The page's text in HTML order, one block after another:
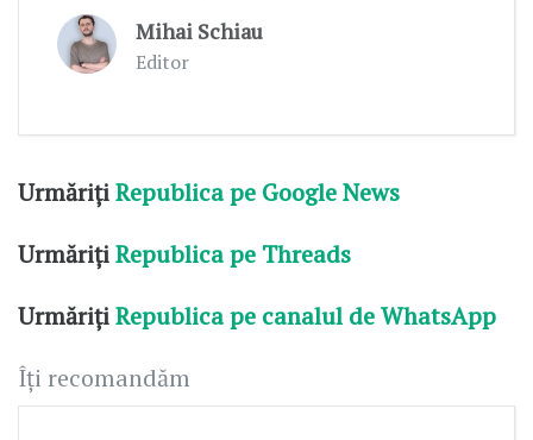
Mihai Schiau
Editor
UrmărițiRepublica pe Google News
UrmărițiRepublica pe Threads
UrmărițiRepublica pe canalul de WhatsApp
Îți recomandăm